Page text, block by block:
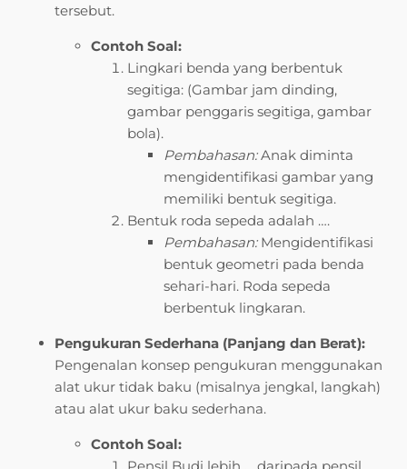
tersebut.
Contoh Soal:
Lingkari benda yang berbentuk
segitiga: (Gambar jam dinding,
gambar penggaris segitiga, gambar
bola).
Pembahasan:Anak diminta
mengidentifikasi gambar yang
memiliki bentuk segitiga.
Bentuk roda sepeda adalah ….
Pembahasan:Mengidentifikasi
bentuk geometri pada benda
sehari-hari. Roda sepeda
berbentuk lingkaran.
Pengukuran Sederhana (Panjang dan Berat):
Pengenalan konsep pengukuran menggunakan
alat ukur tidak baku (misalnya jengkal, langkah)
atau alat ukur baku sederhana.
Contoh Soal: